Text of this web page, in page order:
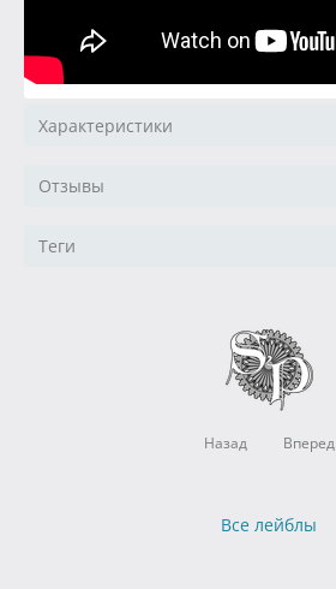
Характеристики
Отзывы
Теги
Назад Вперед
Все лейблы